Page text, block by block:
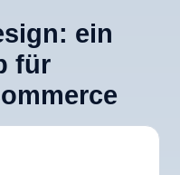
ein
für